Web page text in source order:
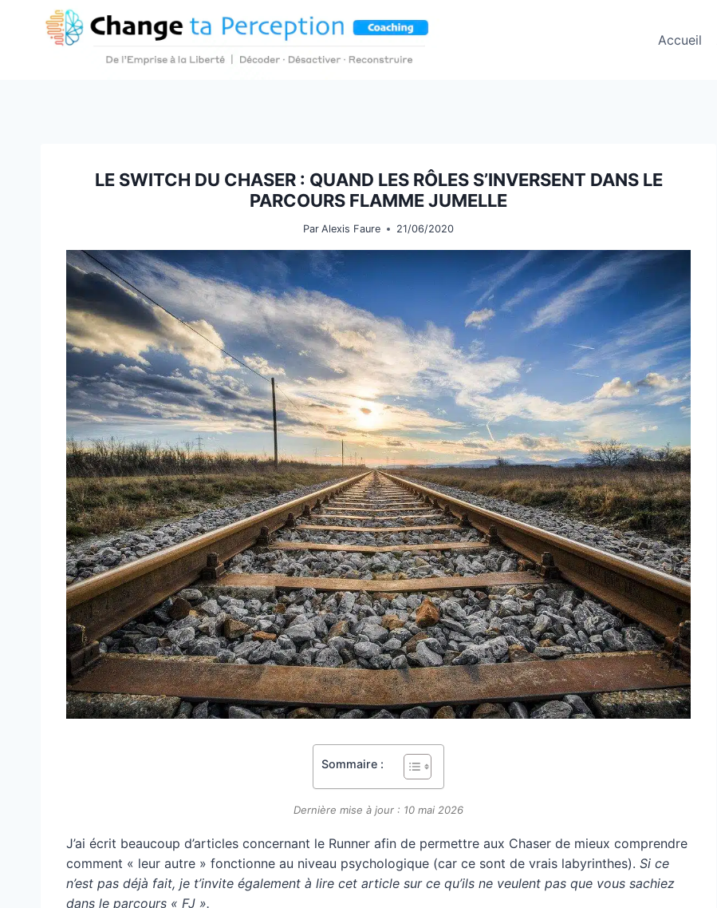
Accueil
LE SWITCH DU CHASER : QUAND LES RÔLES S’INVERSENT DANS LE
PARCOURS FLAMME JUMELLE
Par Alexis Faure 21/06/2020
Sommaire :
Dernière mise à jour : 10 mai 2026
J’ai écrit beaucoup d’articles concernant le Runner afin de permettre aux Chaser de mieux comprendre
comment « leur autre » fonctionne au niveau psychologique (car ce sont de vrais labyrinthes). Si ce
n’est pas déjà fait, je t’invite également à lire cet article sur ce qu’ils ne veulent pas que vous sachiez
dans le parcours « FJ ».